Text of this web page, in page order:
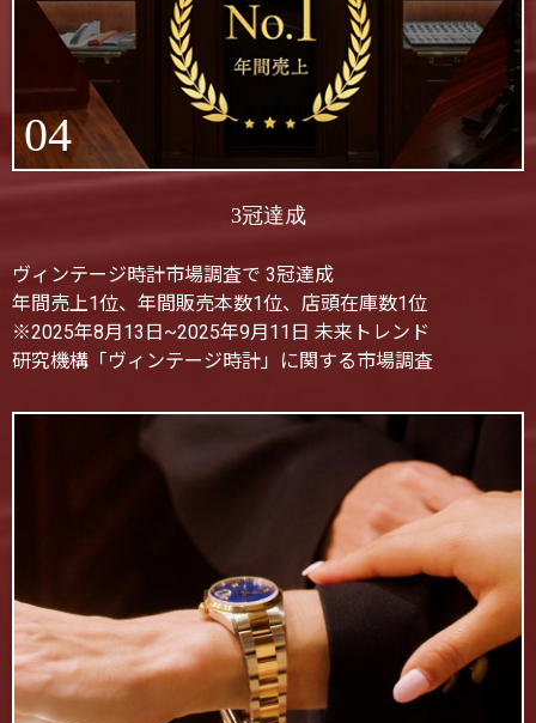
04
3冠達成
ヴィンテージ時計市場調査で 3冠達成
年間売上1位、年間販売本数1位、店頭在庫数1位
※2025年8月13日~2025年9月11日 未来トレンド
研究機構「ヴィンテージ時計」に関する市場調査